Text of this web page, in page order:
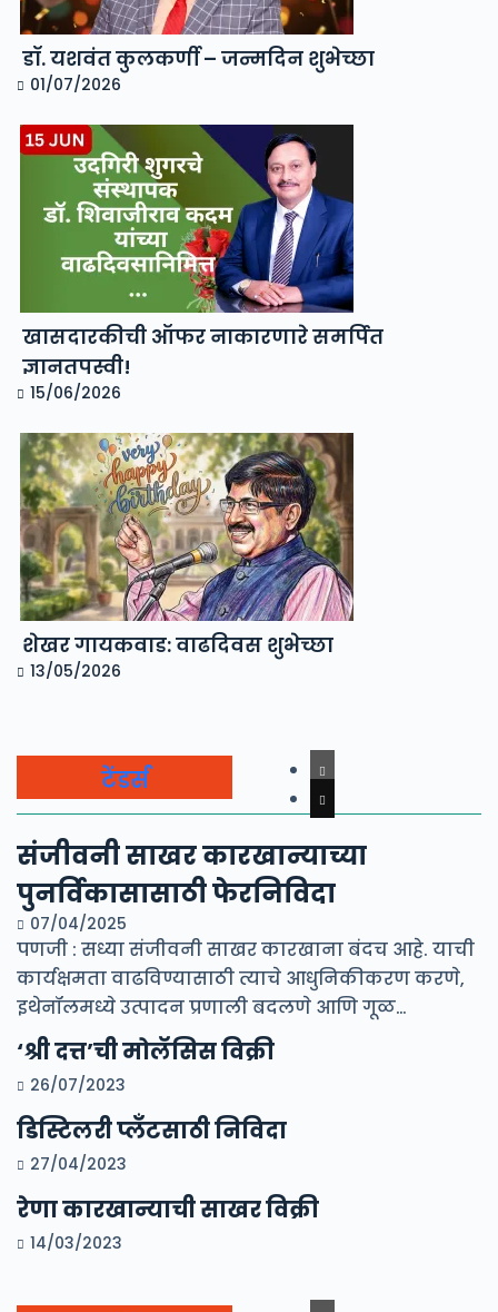
डॉ. यशवंत कुलकर्णी – जन्मदिन शुभेच्छा
01/07/2026
खासदारकीची ऑफर नाकारणारे समर्पित
ज्ञानतपस्वी!
15/06/2026
शेखर गायकवाड: वाढदिवस शुभेच्छा
13/05/2026
टेंडर्स
संजीवनी साखर कारखान्याच्या
पुनर्विकासासाठी फेरनिविदा
07/04/2025
पणजी : सध्या संजीवनी साखर कारखाना बंदच आहे. याची
कार्यक्षमता वाढविण्यासाठी त्याचे आधुनिकीकरण करणे,
इथेनॉलमध्ये उत्पादन प्रणाली बदलणे आणि गूळ…
‘श्री दत्त’ची मोलॅसिस विक्री
26/07/2023
डिस्टिलरी प्लँटसाठी निविदा
27/04/2023
रेणा कारखान्याची साखर विक्री
14/03/2023